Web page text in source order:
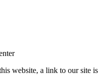
website, a link to our site is